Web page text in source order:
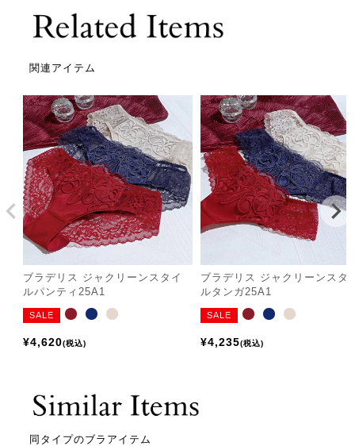
関連アイテム
ブラデリス ジャクリーンスタイ
ルパンティ25A1
SALE
¥4,620 税込
ブラデリス ジャクリーンスタ
ルタンガ25A1
SALE
¥4,235 税込
同タイプのブラアイテム